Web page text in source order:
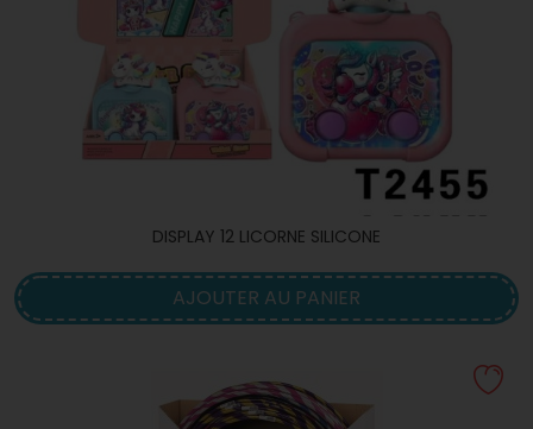
DISPLAY 12 LICORNE SILICONE
AJOUTER AU PANIER